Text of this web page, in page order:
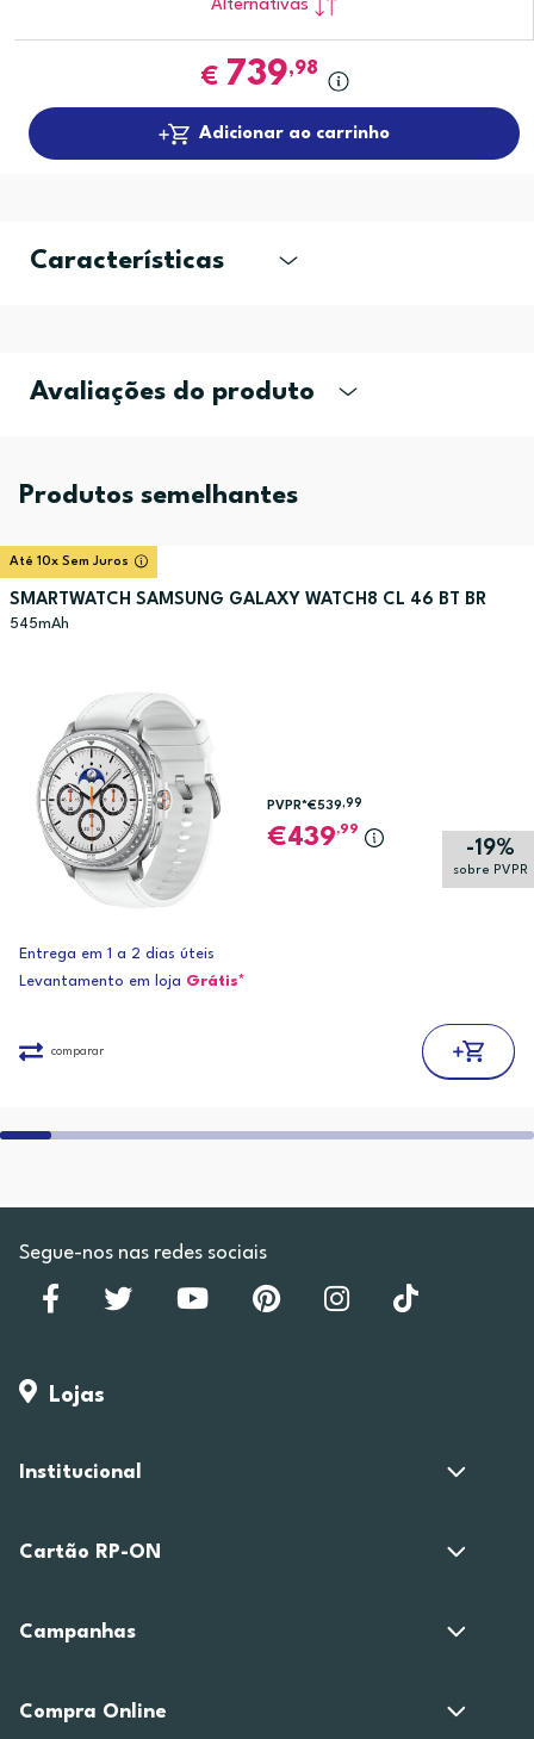
Alternativas
€ 739,98
Adicionar ao carrinho
Características
Avaliações do produto
Produtos semelhantes
Até 10x Sem Juros
SMARTWATCH SAMSUNG GALAXY WATCH8 CL 46 BT BR
545mAh
-19%
sobre PVPR
PVPR*€539,99
439,99
Entrega em 1 a 2 dias úteis
Levantamento em loja Grátis*
comparar
Segue-nos nas redes sociais
Lojas
Institucional
Cartão RP-ON
Campanhas
Compra Online